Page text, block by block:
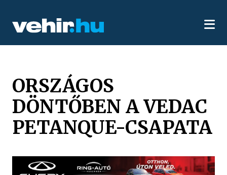
ORSZÁGOS
DÖNTŐBEN A VEDAC
PETANQUE-CSAPATA